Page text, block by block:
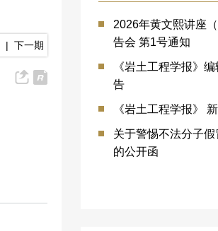
| 下一期
2026年黄文熙讲座
告会 第1号通知
《岩土工程学报》
告
《岩土工程学报》
关于警惕不法分子
的公开函